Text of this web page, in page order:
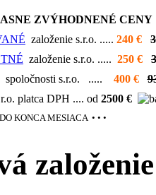
ZVÝHODNENÉ CENY
založenie s.r.o. ..... 240 €
založenie s.r.o. ..... 250 €
spoločnosti s.r.o. ..... 400 €
platca DPH .... od 2500 €
MESIACA • • •